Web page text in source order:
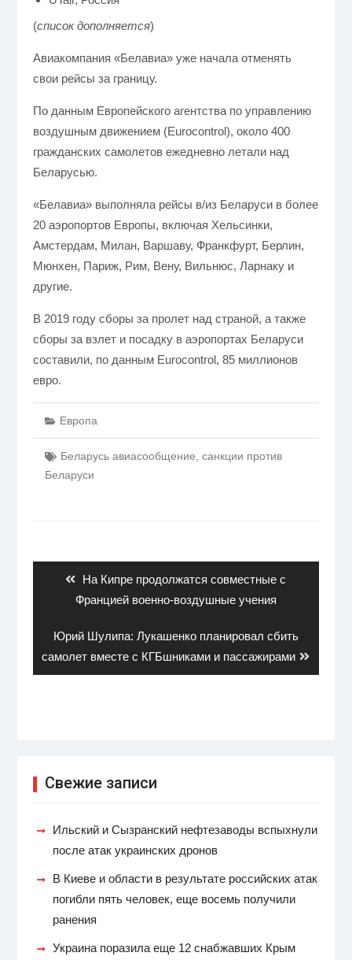
(список дополняется)
Авиакомпания «Белавиа» уже начала отменять
свои рейсы за границу.
По данным Европейского агентства по управлению
воздушным движением (Eurocontrol), около 400
гражданских самолетов ежедневно летали над
Беларусью.
«Белавиа» выполняла рейсы в/из Беларуси в более
20 аэропортов Европы, включая Хельсинки,
Амстердам, Милан, Варшаву, Франкфурт, Берлин,
Мюнхен, Париж, Рим, Вену, Вильнюс, Ларнаку и
другие.
В 2019 году сборы за пролет над страной, а также
сборы за взлет и посадку в аэропортах Беларуси
составили, по данным Eurocontrol, 85 миллионов
евро.
Европа
Беларусь авиасообщение, санкции против
Беларуси
записямPrevious
post:
На Кипре продолжатся совместные с
Францией военно-воздушные учения
Next
post:
Юрий Шулипа: Лукашенко планировал сбить
самолет вместе с КГБшниками и пассажирами
Свежие записи
Ильский и Сызранский нефтезаводы вспыхнули
после атак украинских дронов
В Киеве и области в результате российских атак
погибли пять человек, еще восемь получили
ранения
Украина поразила еще 12 снабжавших Крым